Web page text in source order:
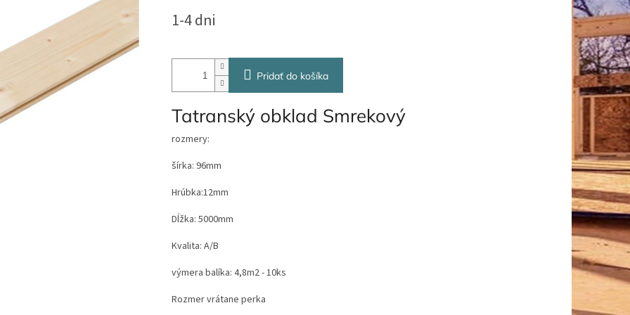
1-4 dni
Pridať do košíka
Tatranský obklad Smrekový
rozmery:
šírka: 96mm
Hrúbka:12mm
Dĺžka: 5000mm
Kvalita: A/B
výmera balíka: 4,8m2 - 10ks
Rozmer vrátane perka